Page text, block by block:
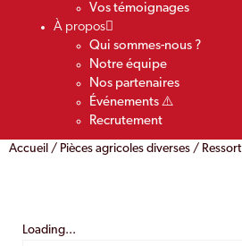
Vos témoignages
À propos
Qui sommes-nous ?
Notre équipe
Nos partenaires
Événements ⚠️
Recrutement
Accueil / Pièces agricoles diverses / Ressort
Loading...